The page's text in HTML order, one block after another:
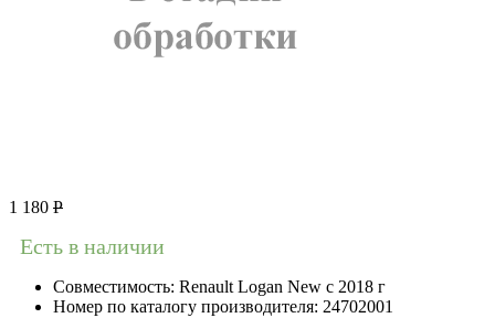
1 180 Р
Есть в наличии
Совместимость: Renault Logan New с 2018 г
Номер по каталогу производителя: 24702001